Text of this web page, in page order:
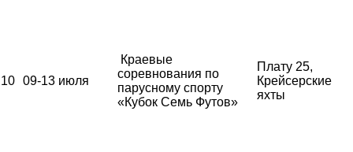
10 09-13 июля
Краевые
соревнования по
парусному спорту
«Кубок Семь Футов»
Плату 25,
Крейсерские
яхты